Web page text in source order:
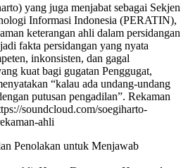
yang juga menjabat sebagai Sekjen
Informasi Indonesia (PERATIN),
keterangan ahli dalam persidangan
fakta persidangan yang nyata
inkonsisten, dan gagal
kuat bagi gugatan Penggugat,
“kalau ada undang-undang
putusan pengadilan”. Rekaman
soundcloud.com/soegiharto-
ahli
Penolakan untuk Menjawab